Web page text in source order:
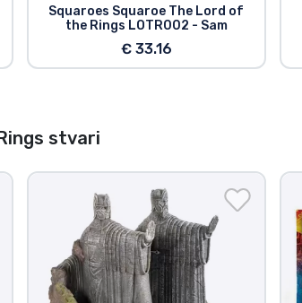
Squaroes Squaroe The Lord of
the Rings LOTR002 - Sam
€ 33.16
stvari